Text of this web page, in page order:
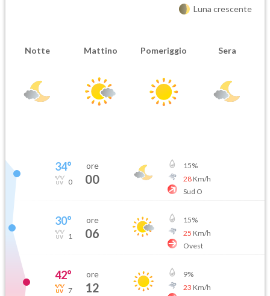
Luna crescente
Notte Mattino Pomeriggio Sera
34°
0
ore
00
15%
28Km/h
Sud O
30°
1
ore
06
15%
25 Km/h
Ovest
42°
7
ore
12
9%
23 Km/h